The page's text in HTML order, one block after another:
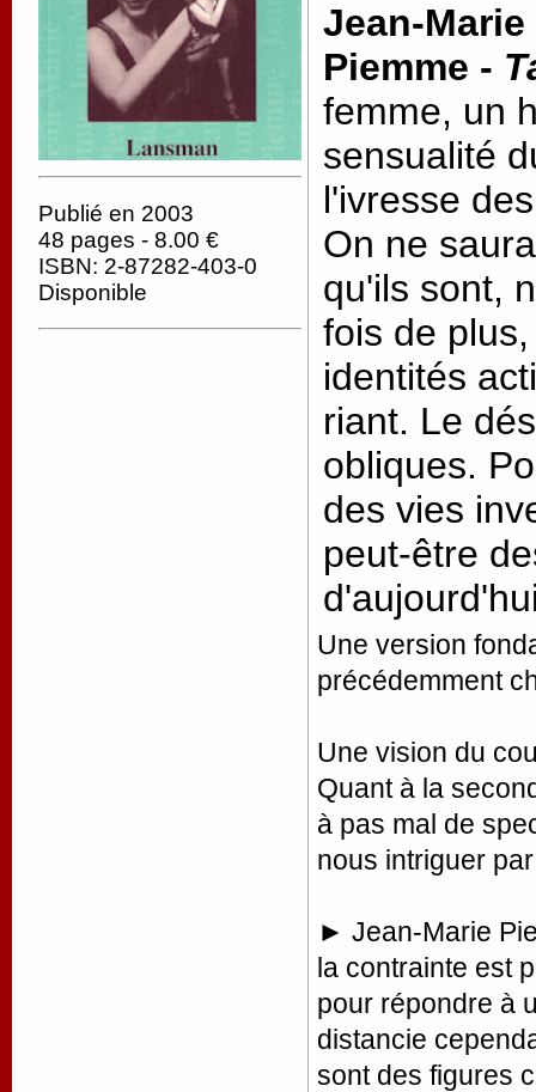
Publié en 2003
48 pages - 8.00 €
ISBN: 2-87282-403-0
Disponible
Jean-Marie
Piemme -
femme, un
sensualité
l'ivresse
On ne
qu'ils sont,
fois de
identités
riant. Le
obliques.
des vies
peut-être
Une version
précédemment
Une vision du
Quant à la
à pas mal de
nous intriguer
► Jean-Marie
la contrainte est
pour répondre à
distancie
sont des figures